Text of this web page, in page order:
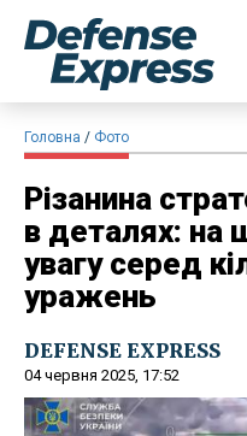
Головна Фото
Різанина
в деталях: на
увагу серед
уражень
DEFENSE EXPRESS
04 червня 2025, 17:52